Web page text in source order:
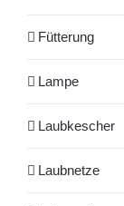
Fütterung
Lampe
Laubkescher
Laubnetze